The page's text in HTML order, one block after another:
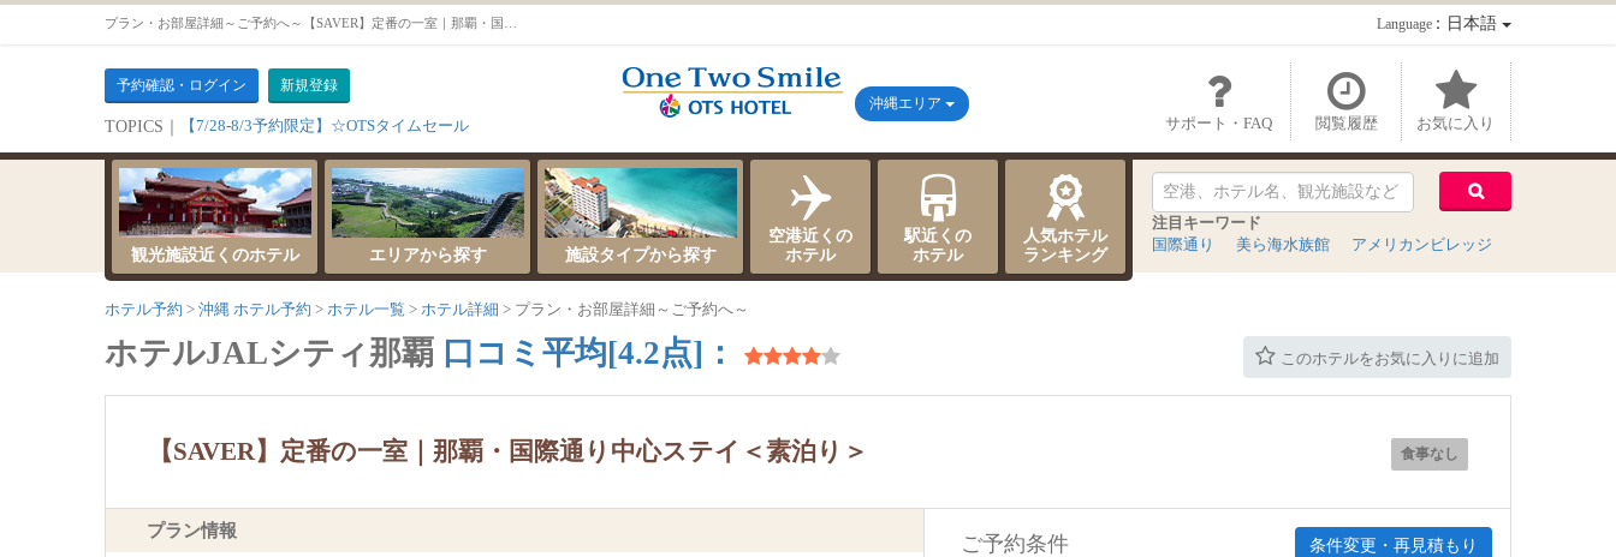
Language：日本語
予約確認・ログイン 新規登録
TOPICS｜ 【7/28-8/3予約限定】☆OTSタイムセール サポート・FAQ 閲覧履歴 お気に入り
沖縄エリア
観光施設近くのホテル エリアから探す 施設タイプから探す
空港近くの
ホテル
駅近くの
ホテル
人気ホテル
ランキング
注目キーワード
国際通り
美ら海水族館 アメリカンビレッジ
ホテル予約 沖縄 ホテル予約 ホテル一覧 ホテル詳細 プラン・お部屋詳細～ご予約へ～
このホテルをお気に入りに追加
ホテルJALシティ那覇 口コミ平均[4.2点]：
食事なし
【SAVER】定番の一室｜那覇・国際通り中心ステイ＜素泊り＞
プラン情報
条件変更・再見積もり
ご予約条件